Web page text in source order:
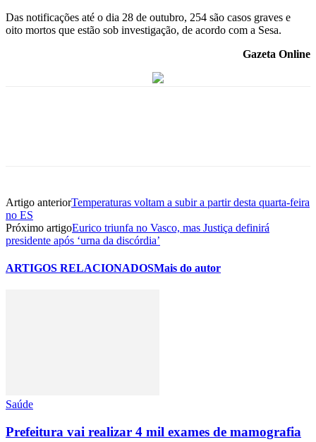
Das notificações até o dia 28 de outubro, 254 são casos graves e
oito mortos que estão sob investigação, de acordo com a Sesa.
Gazeta Online
Artigo anteriorTemperaturas voltam a subir a partir desta quarta-feira
no ES
Próximo artigoEurico triunfa no Vasco, mas Justiça definirá
presidente após ‘urna da discórdia’
ARTIGOS RELACIONADOSMais do autor
Saúde
Prefeitura vai realizar 4 mil exames de mamografia